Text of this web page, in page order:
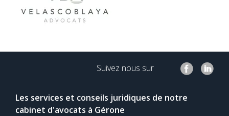
Les services et conseils juridiques de notre
cabinet d'avocats à Gérone
Suivez nous sur